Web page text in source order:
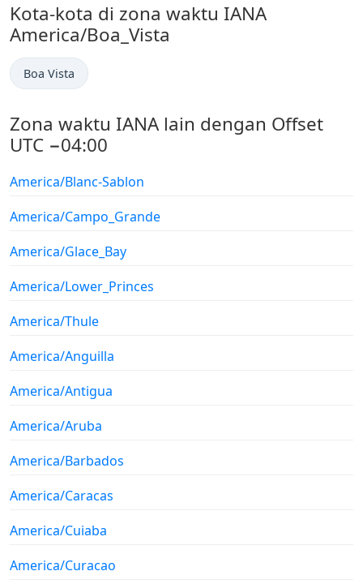
Kota-kota di zona waktu IANA
America/Boa_Vista
Boa Vista
Zona waktu IANA lain dengan Offset
UTC −04:00
America/Blanc-Sablon
America/Campo_Grande
America/Glace_Bay
America/Lower_Princes
America/Thule
America/Anguilla
America/Antigua
America/Aruba
America/Barbados
America/Caracas
America/Cuiaba
America/Curacao